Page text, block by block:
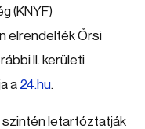
(KNYF)
elrendelték Őrsi
II. kerületi
a 24.hu.
szintén letartóztatják